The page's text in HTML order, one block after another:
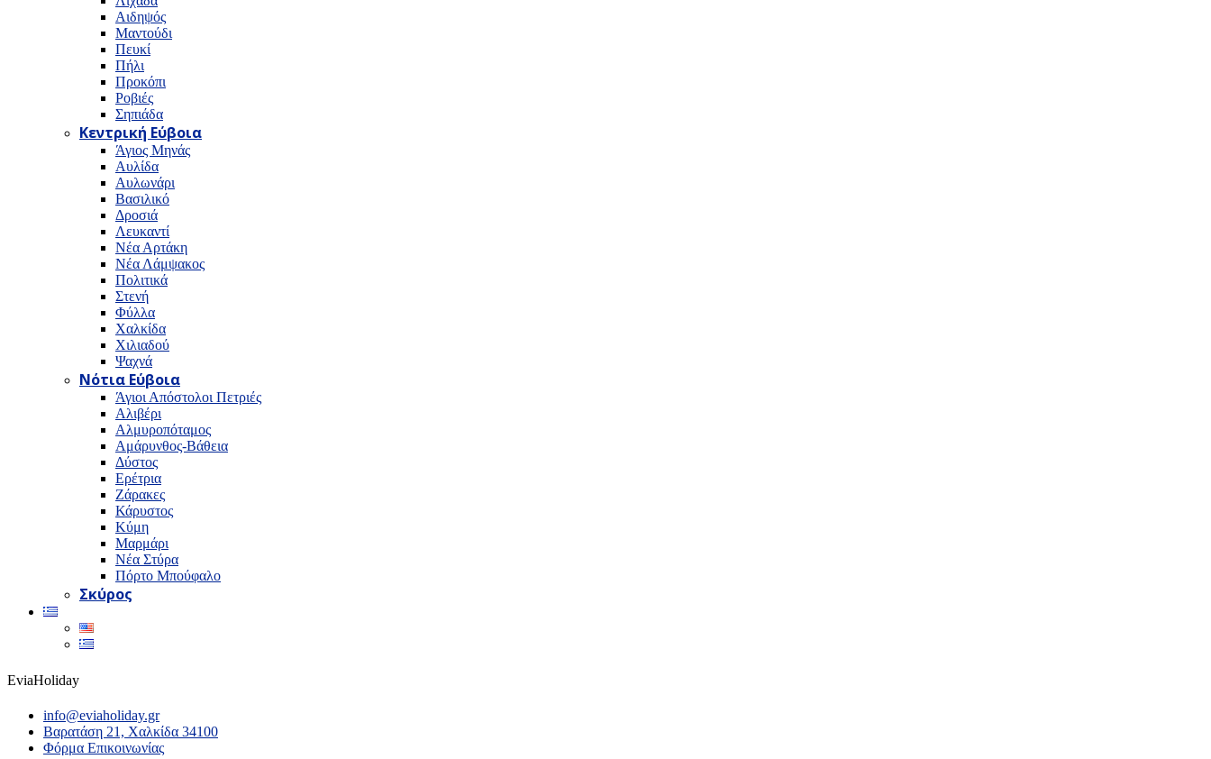
Αιδηψός
Μαντούδι
Πευκί
Πήλι
Προκόπι
Ροβιές
Σηπιάδα
Κεντρική Εύβοια
Άγιος Μηνάς
Αυλίδα
Αυλωνάρι
Βασιλικό
Δροσιά
Λευκαντί
Νέα Αρτάκη
Νέα Λάμψακος
Πολιτικά
Στενή
Φύλλα
Χαλκίδα
Χιλιαδού
Ψαχνά
Νότια Εύβοια
Άγιοι Απόστολοι Πετριές
Αλιβέρι
Αλμυροπόταμος
Αμάρυνθος-Βάθεια
Δύστος
Ερέτρια
Ζάρακες
Κάρυστος
Κύμη
Μαρμάρι
Νέα Στύρα
Πόρτο Μπούφαλο
Σκύρος
EviaHoliday
info@eviaholiday.gr
Βαρατάση 21, Χαλκίδα 34100
Φόρμα Επικοινωνίας